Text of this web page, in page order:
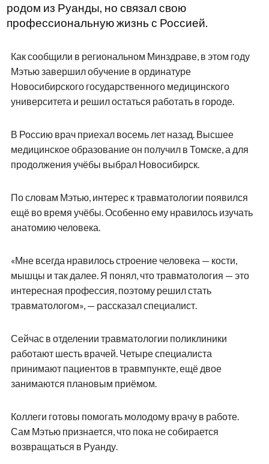
родом из Руанды, но связал свою
профессиональную жизнь с Россией.
Как сообщили в региональном Минздраве, в этом году
Мэтью завершил обучение в ординатуре
Новосибирского государственного медицинского
университета и решил остаться работать в городе.
В Россию врач приехал восемь лет назад. Высшее
медицинское образование он получил в Томске, а для
продолжения учёбы выбрал Новосибирск.
По словам Мэтью, интерес к травматологии появился
ещё во время учёбы. Особенно ему нравилось изучать
анатомию человека.
«Мне всегда нравилось строение человека — кости,
мышцы и так далее. Я понял, что травматология — это
интересная профессия, поэтому решил стать
травматологом», — рассказал специалист.
Сейчас в отделении травматологии поликлиники
работают шесть врачей. Четыре специалиста
принимают пациентов в травмпункте, ещё двое
занимаются плановым приёмом.
Коллеги готовы помогать молодому врачу в работе.
Сам Мэтью признается, что пока не собирается
возвращаться в Руанду.